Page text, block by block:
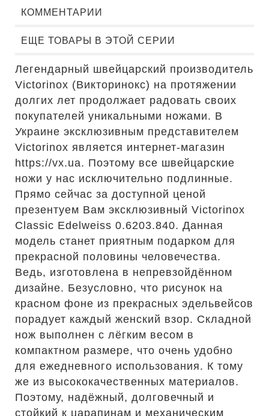
КОММЕНТАРИИ
ЕЩЕ ТОВАРЫ В ЭТОЙ СЕРИИ
Легендарный швейцарский производитель
Victorinox (Викторинокс) на протяжении
долгих лет продолжает радовать своих
покупателей уникальными ножами. В
Украине эксклюзивным представителем
Victorinox является интернет-магазин
https://vx.ua. Поэтому все швейцарские
ножи у нас исключительно подлинные.
Прямо сейчас за доступной ценой
презентуем Вам эксклюзивный Victorinox
Classic Edelweiss 0.6203.840. Данная
модель станет приятным подарком для
прекрасной половины человечества.
Ведь, изготовлена в непревзойдённом
дизайне. Безусловно, что рисунок на
красном фоне из прекрасных эдельвейсов
порадует каждый женский взор. Складной
нож выполнен с лёгким весом в
компактном размере, что очень удобно
для ежедневного использования. К тому
же из высококачественных материалов.
Поэтому, надёжный, долговечный и
стойкий к царапинам и механическим